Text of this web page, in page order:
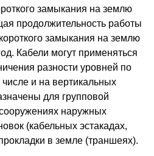
замыкания на землю
продолжительность работы
замыкания на землю
Кабели могут применяться
разности уровней по
и на вертикальных
для групповой
наружных
(кабельных эстакадах,
в земле (траншеях).